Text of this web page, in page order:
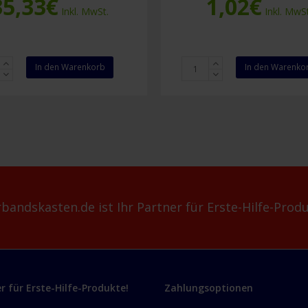
€ Inkl. MwSt.
In den Warenkorb
1,02€ Inkl.
Menge
In den
ist Ihr Partner für Erste-Hilfe-
für Erste-Hilfe-Produkte! Zahlungsoptionen